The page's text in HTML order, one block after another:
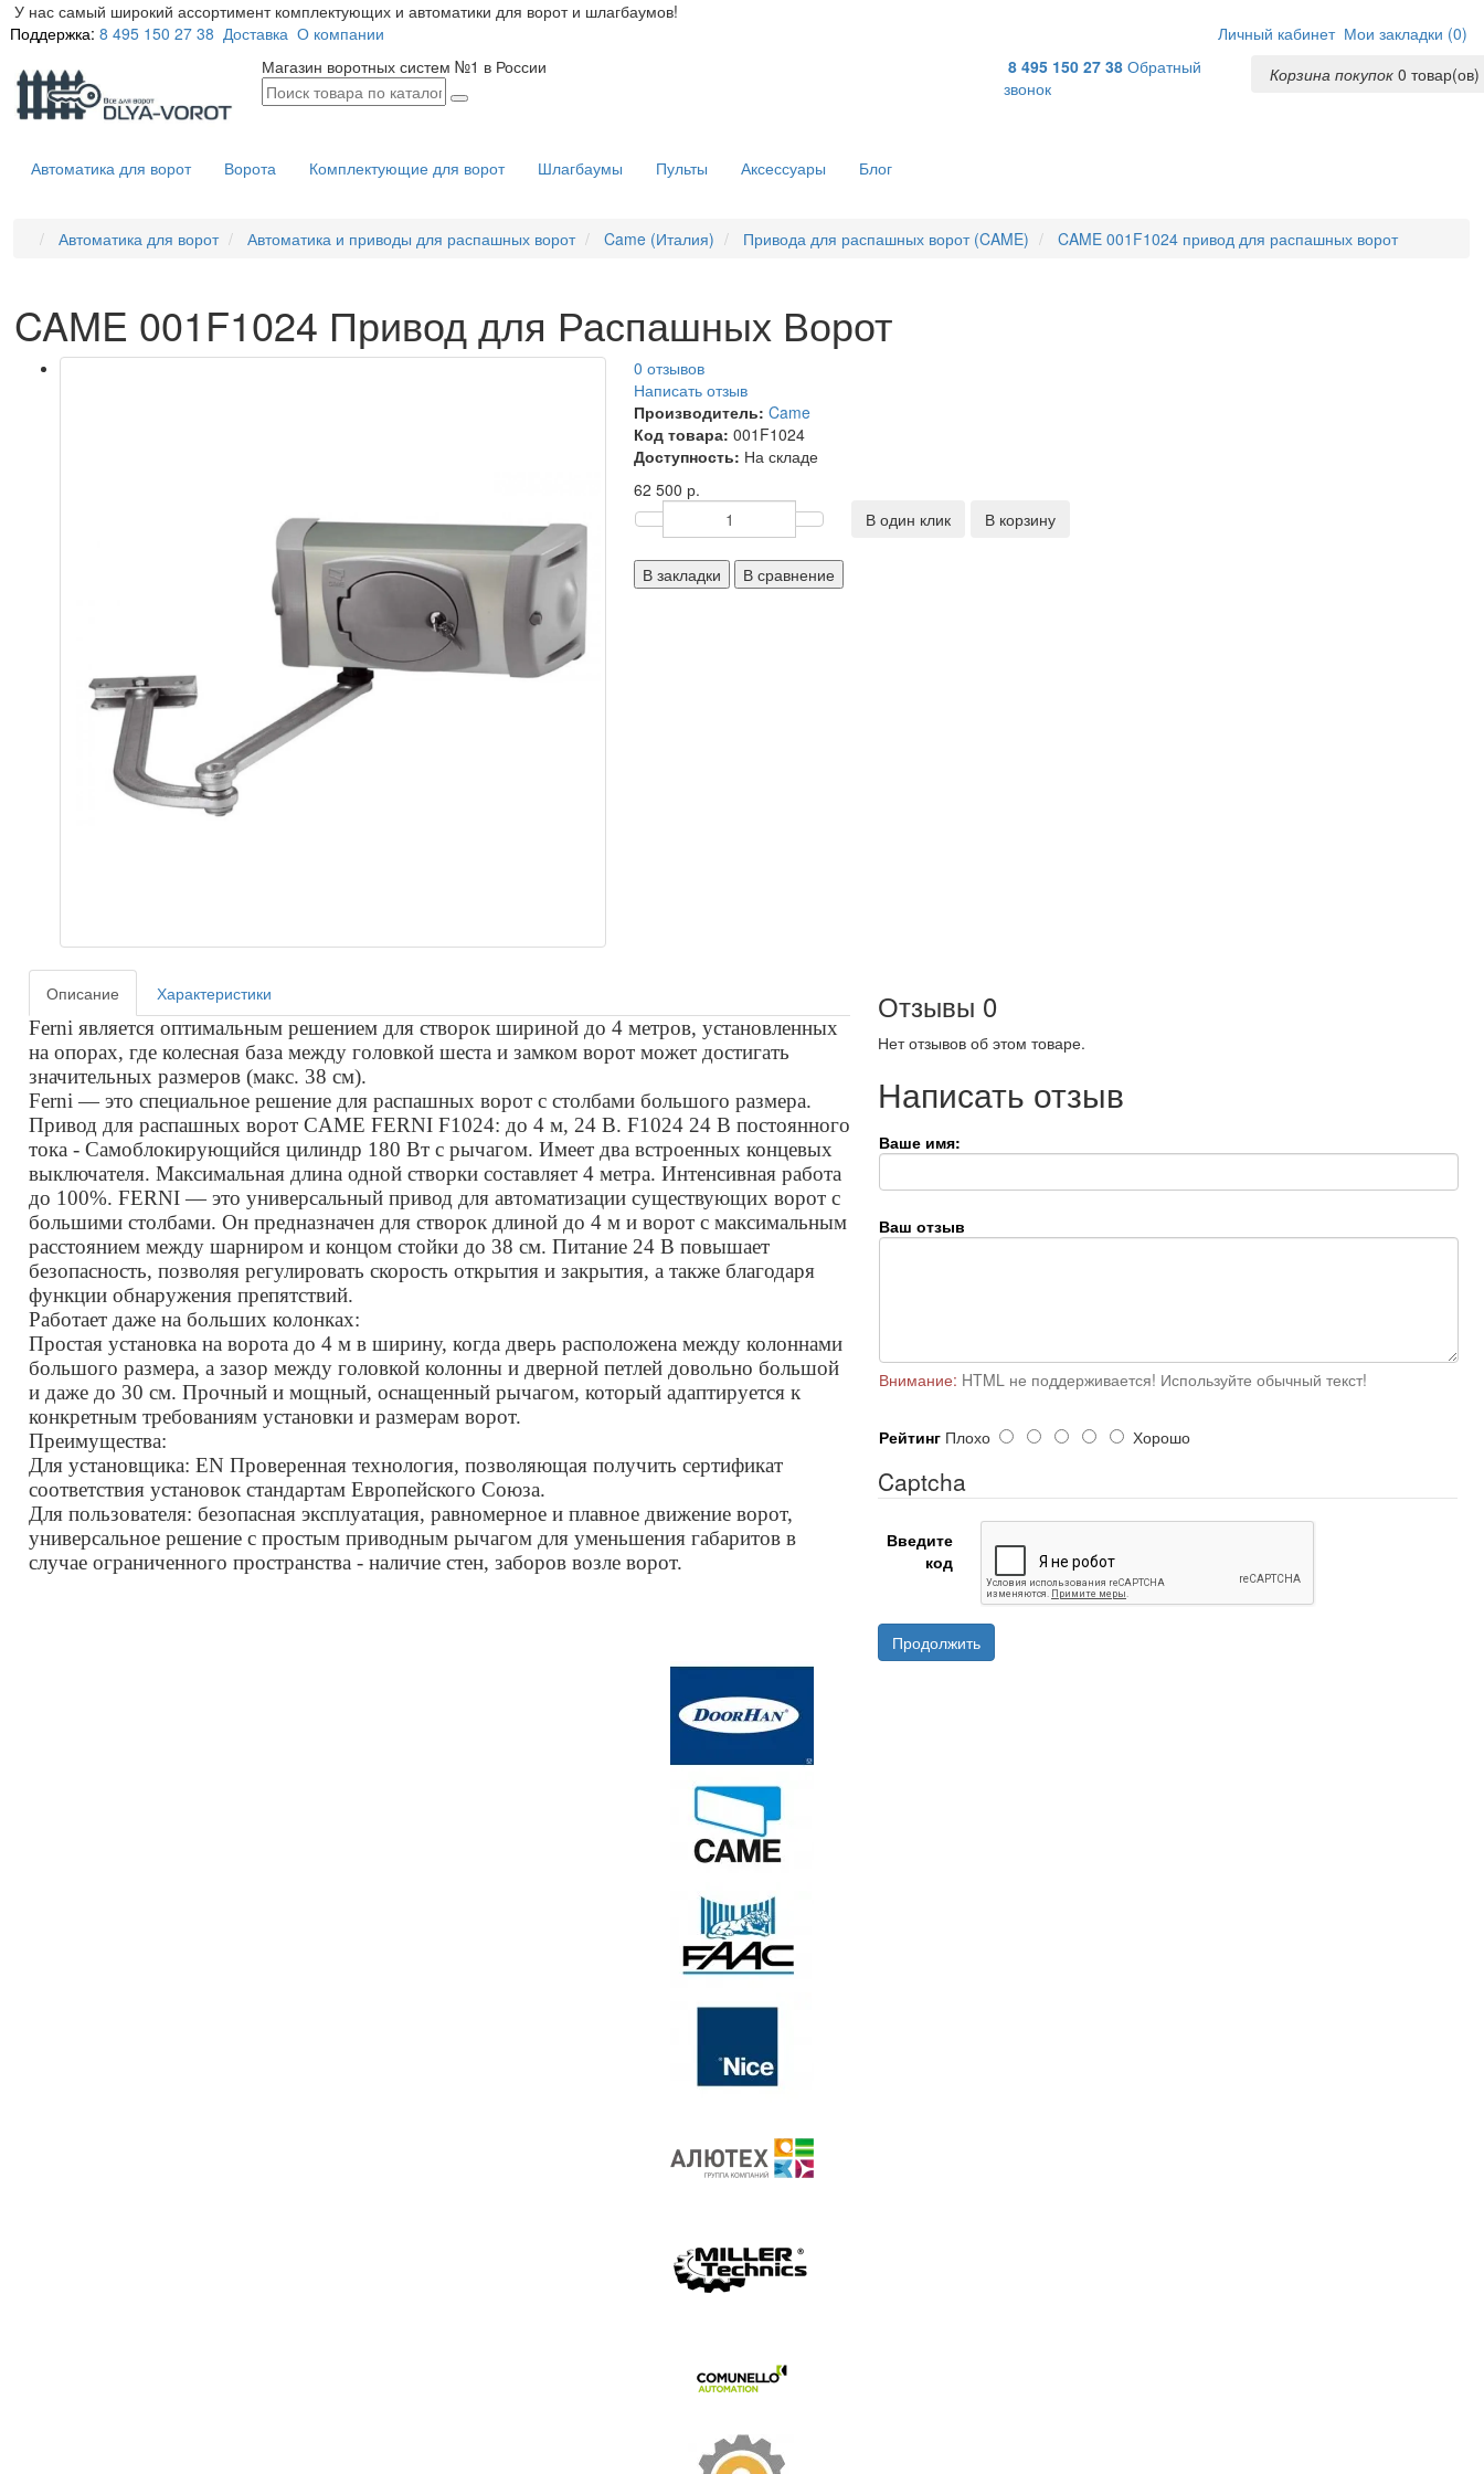
У нас самый широкий ассортимент комплектующих и автоматики для ворот и шлагбаумов!
Поддержка: 8 495 150 27 38 Доставка О компании Личный кабинет Мои закладки (0)
Магазин воротных систем №1 в России
8 495 150 27 38 Обратный
звонок
Корзина покупок 0
Автоматика для ворот Ворота Комплектующие для ворот Шлагбаумы Пульты Аксессуары Блог
Автоматика для ворот Автоматика и приводы для распашных ворот Came (Италия) Привода для распашных ворот (CAME) CAME 001F1024 привод для распашных ворот
CAME 001F1024 Привод для Распашных Ворот
0 отзывов
Написать отзыв
Производитель: Came
Код товара: 001F1024
Доступность: На складе
62 500 р.
В один клик
В корзину
В закладки В сравнение
Описание Характеристики
Ferni является оптимальным решением для створок шириной до 4 метров, установленных
на опорах, где колесная база между головкой шеста и замком ворот может достигать
значительных размеров (макс. 38 см).
Ferni — это специальное решение для распашных ворот с столбами большого размера.
Привод для распашных ворот CAME FERNI F1024: до 4 м, 24 В. F1024 24 В постоянного
тока - Самоблокирующийся цилиндр 180 Вт с рычагом. Имеет два встроенных концевых
выключателя. Максимальная длина одной створки составляет 4 метра. Интенсивная работа
до 100%. FERNI — это универсальный привод для автоматизации существующих ворот с
большими столбами. Он предназначен для створок длиной до 4 м и ворот с максимальным
расстоянием между шарниром и концом стойки до 38 см. Питание 24 В повышает
безопасность, позволяя регулировать скорость открытия и закрытия, а также благодаря
функции обнаружения препятствий.
Работает даже на больших колонках:
Простая установка на ворота до 4 м в ширину, когда дверь расположена между колоннами
большого размера, а зазор между головкой колонны и дверной петлей довольно большой
и даже до 30 см. Прочный и мощный, оснащенный рычагом, который адаптируется к
конкретным требованиям установки и размерам ворот.
Преимущества:
Для установщика: EN Проверенная технология, позволяющая получить сертификат
соответствия установок стандартам Европейского Союза.
Для пользователя: безопасная эксплуатация, равномерное и плавное движение ворот,
универсальное решение с простым приводным рычагом для уменьшения габаритов в
случае ограниченного пространства - наличие стен, заборов возле ворот.
Отзывы 0
Нет отзывов об этом товаре.
Написать отзыв
Ваше имя:
Ваш отзыв
Внимание: HTML не поддерживается! Используйте обычный текст!
Рейтинг Плохо Хорошо
Captcha
Введите
код
Продолжить